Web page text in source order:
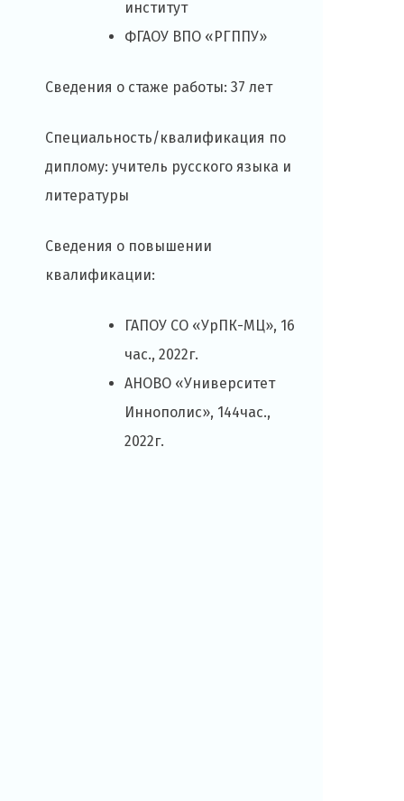
институт
ФГАОУ ВПО «РГППУ»
Сведения о стаже работы: 37 лет
Специальность/квалификация по
диплому: учитель русского языка и
литературы
Сведения о повышении
квалификации:
ГАПОУ СО «УрПК-МЦ», 16
час., 2022г.
АНОВО «Университет
Иннополис», 144час.,
2022г.